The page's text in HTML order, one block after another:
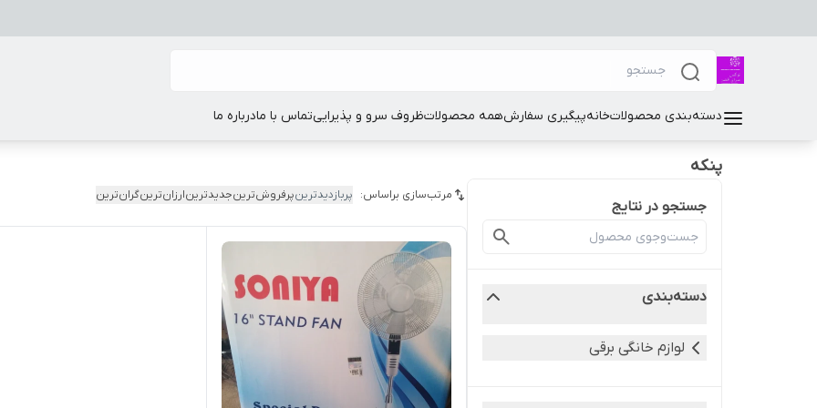
دسته‌بندی محصولاتخانهپیگیری سفارشهمه محصولاتظروف سرو و پذیراییتماس با مادرباره ما
پنکه
جستجو در نتایج
دسته‌بندی
لوازم خانگی برقی
مرتب‌سازی براساس: پربازدیدترینپرفروش‌ترینجدیدترینارزان‌ترینگران‌ترین